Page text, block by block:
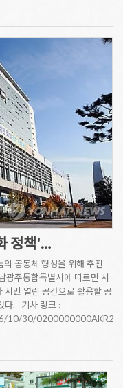
정책'…
공동체 형성을 위해 추진
광주통합특별시에 따르면 시
시민 열린 공간으로 활용할 공
다. 기사 링크 :
10/30/